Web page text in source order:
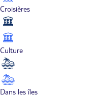
Croisières
Culture
Dans les îles